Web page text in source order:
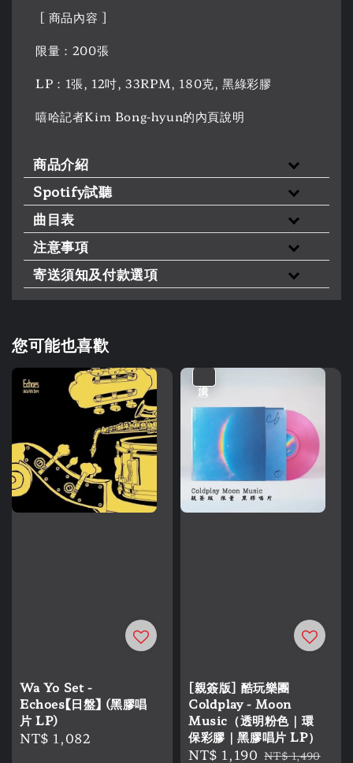
[ 商品內容 ]
限量：200張
LP：1張, 12吋, 33RPM, 180克, 黑綠彩膠
嘻哈記者Kim Bong-hyun的內頁說明
商品介紹
Spotify試聽
曲目表
注意事項
寄送須知及付款選項
您可能也喜歡
Wa Yo Set -
Echoes【日盤】 (黑膠唱
片 LP)
Regular
NT$ 1,082
[親簽版] 酷玩樂團
Coldplay - Moon
Music（透明粉色｜環
保彩膠｜黑膠唱片 LP）
Sale
NT$ 1,190 Regular
NT$ 1,490